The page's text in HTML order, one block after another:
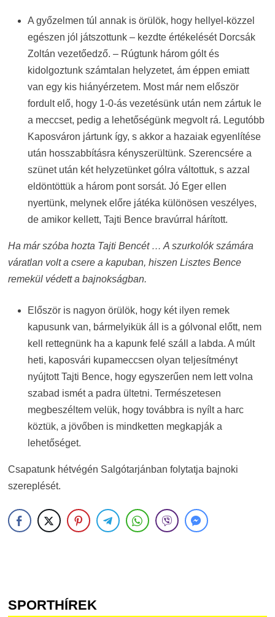
A győzelmen túl annak is örülök, hogy hellyel-közzel
egészen jól játszottunk – kezdte értékelését Dorcsák
Zoltán vezetőedző. – Rúgtunk három gólt és
kidolgoztunk számtalan helyzetet, ám éppen emiatt
van egy kis hiányérzetem. Most már nem először
fordult elő, hogy 1-0-ás vezetésünk után nem zártuk le
a meccset, pedig a lehetőségünk megvolt rá. Legutóbb
Kaposváron jártunk így, s akkor a hazaiak egyenlítése
után hosszabbításra kényszerültünk. Szerencsére a
szünet után két helyzetünket gólra váltottuk, s azzal
eldöntöttük a három pont sorsát. Jó Eger ellen
nyertünk, melynek előre játéka különösen veszélyes,
de amikor kellett, Tajti Bence bravúrral hárított.
Ha már szóba hozta Tajti Bencét … A szurkolók számára
váratlan volt a csere a kapuban, hiszen Lisztes Bence
remekül védett a bajnokságban.
Először is nagyon örülök, hogy két ilyen remek
kapusunk van, bármelyikük áll is a gólvonal előtt, nem
kell rettegnünk ha a kapunk felé száll a labda. A múlt
heti, kaposvári kupameccsen olyan teljesítményt
nyújtott Tajti Bence, hogy egyszerűen nem lett volna
szabad ismét a padra ültetni. Természetesen
megbeszéltem velük, hogy továbbra is nyílt a harc
köztük, a jövőben is mindketten megkapják a
lehetőséget.
Csapatunk hétvégén Salgótarjánban folytatja bajnoki
szereplését.
SPORTHÍREK